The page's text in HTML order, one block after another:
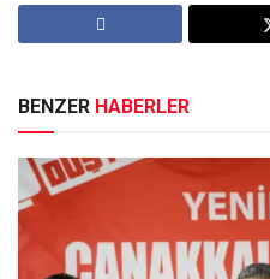
BENZER HABERLER